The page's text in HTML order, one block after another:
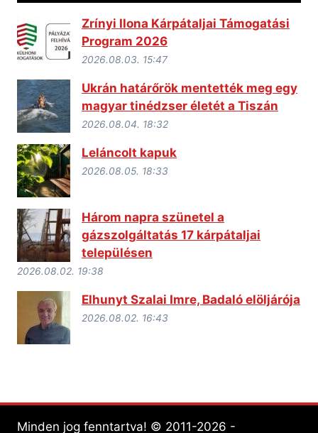
Zrínyi Ilona Kárpátaljai Támogatási
Program 2026
2026.08.03. 15:47
Ukrán határőrök mentették meg egy
magyar tinédzser életét a Tiszán
2026.08.04. 18:32
Leláncolt kapuk
2026.08.05. 18:33
Három napra szünetel a
gázszolgáltatás 17 kárpátaljai
településen
2026.08.02. 19:38
Elhunyt Szalai Imre, Badaló elöljárója
2026.08.02. 16:43
Minden jog fenntartva! © 2011-2026 -